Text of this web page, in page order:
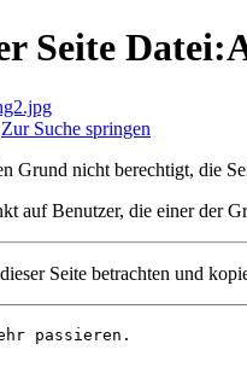
Seite
Zur Suche springen
Grund nicht berechtigt, die
auf Benutzer, die einer der
Seite betrachten und